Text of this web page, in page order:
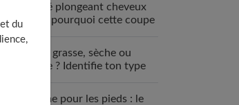
Carré plongeant cheveux
fins : pourquoi cette coupe
Peau grasse, sèche ou
mixte ? Identifie ton type
Crème pour les pieds : le
du